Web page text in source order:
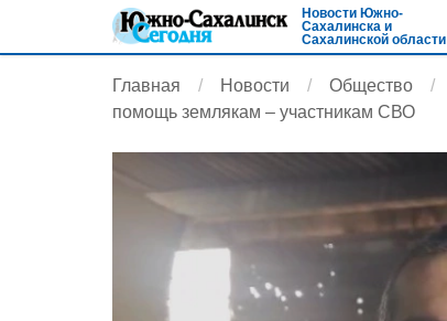
Новости Южно-
Сахалинска и
Сахалинской области
Главная Новости Общество
помощь землякам – участникам СВО